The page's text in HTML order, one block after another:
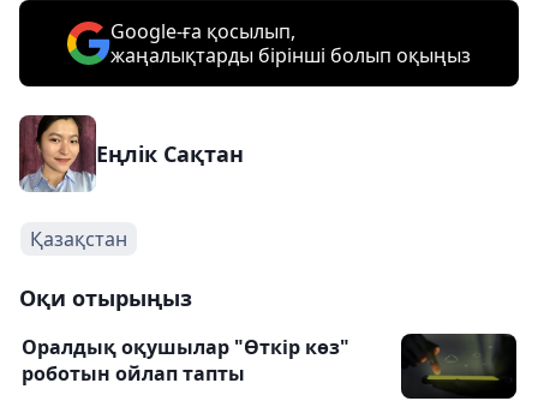
Google-ға қосылып,
жаңалықтарды бірінші болып оқыңыз
Еңлік Сақтан
Қазақстан
Оқи отырыңыз
Оралдық оқушылар "Өткір көз"
роботын ойлап тапты